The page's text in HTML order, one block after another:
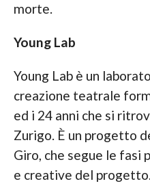
morte.
Young Lab
Young Lab è un
creazione teatrale
ed i 24 anni che si
Zurigo. È un progetto
Giro, che segue le fasi
e creative del